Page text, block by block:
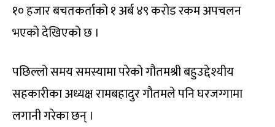
१० हजार बचतकर्ताको १ अर्ब ४९ करोड रकम अपचलन
भएको देखिएको छ ।
पछिल्लो समय समस्यामा परेको गौतमश्री बहुउद्देश्यीय
सहकारीका अध्यक्ष रामबहादुर गौतमले पनि घरजग्गामा
लगानी गरेका छन् ।